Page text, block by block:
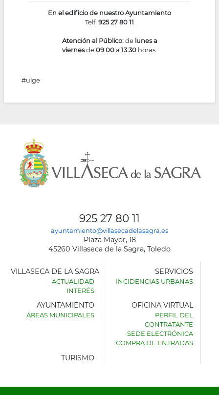
En el edificio de nuestro Ayuntamiento
Telf. 925 27 80 11
Atención al Público:de lunes a
viernesde09:00a 13:30 horas.
#ulge
925 27 80 11
ayuntamiento@villasecadelasagra.es
Plaza Mayor, 18
45260 Villaseca de la Sagra, Toledo
AYUNTAMIENTO
VILLASECA DE LA SAGRA
ACTUALIDAD
INTERÉS
SERVICIOS
INCIDENCIAS URBANAS
AYUNTAMIENTO
ÁREAS MUNICIPALES
OFICINA VIRTUAL
PERFIL DEL
CONTRATANTE
SEDE ELECTRÓNICA
COMPRA DE ENTRADAS
TURISMO